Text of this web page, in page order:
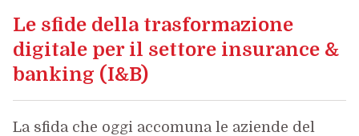
Le sfide della trasformazione
digitale per il settore insurance &
banking (I&B)
La sfida che oggi accomuna le aziende del